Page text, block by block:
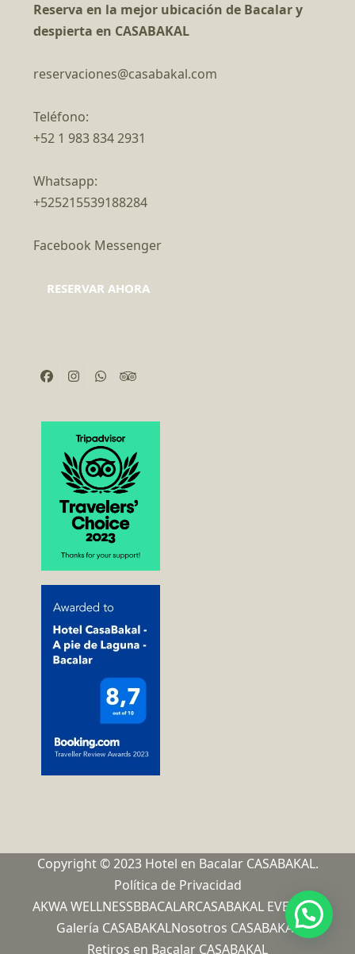
Reserva en la mejor ubicación de Bacalar y
despierta en CASABAKAL
reservaciones@casabakal.com
Teléfono:
+52 1 983 834 2931
Whatsapp:
+525215539188284
Facebook Messenger
RESERVAR AHORA
Facebook
Instagram
WhatsappTripadvisor
Copyright © 2023 Hotel en Bacalar CASABAKAL.
Política de Privacidad
AKWA WELLNESSBBACALARCASABAKAL EVENTOS
Galería CASABAKALNosotros CASABAKAL
Retiros en Bacalar CASABAKAL